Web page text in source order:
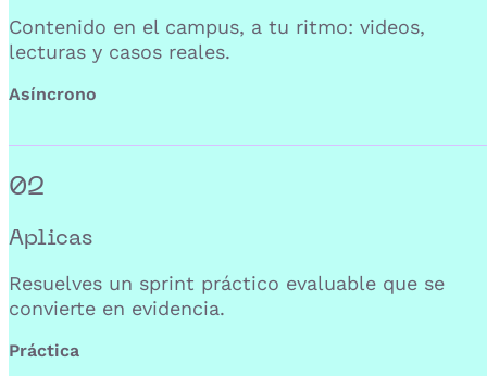
Contenido en el campus, a tu ritmo: videos,
lecturas y casos reales.
Asíncrono
02
Aplicas
Resuelves un sprint práctico evaluable que se
convierte en evidencia.
Práctica